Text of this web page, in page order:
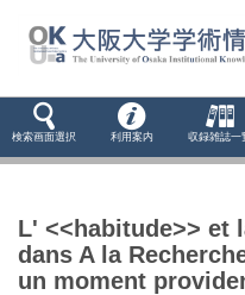
検索画面選択 利用案内 収録雑誌一
L' <<habitude>> et
dans A la
un moment